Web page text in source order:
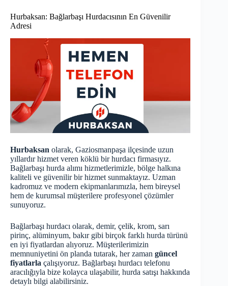
Hurbaksan: Bağlarbaşı Hurdacısının En Güvenilir
Adresi
Hurbaksan olarak, Gaziosmanpaşa ilçesinde uzun
yıllardır hizmet veren köklü bir hurdacı firmasıyız.
Bağlarbaşı hurda alımı hizmetlerimizle, bölge halkına
kaliteli ve güvenilir bir hizmet sunmaktayız. Uzman
kadromuz ve modern ekipmanlarımızla, hem bireysel
hem de kurumsal müşterilere profesyonel çözümler
sunuyoruz.
Bağlarbaşı hurdacı olarak, demir, çelik, krom, sarı
pirinç, alüminyum, bakır gibi birçok farklı hurda türünü
en iyi fiyatlardan alıyoruz. Müşterilerimizin
memnuniyetini ön planda tutarak, her zaman güncel
fiyatlarla çalışıyoruz. Bağlarbaşı hurdacı telefonu
aracılığıyla bize kolayca ulaşabilir, hurda satışı hakkında
detaylı bilgi alabilirsiniz.